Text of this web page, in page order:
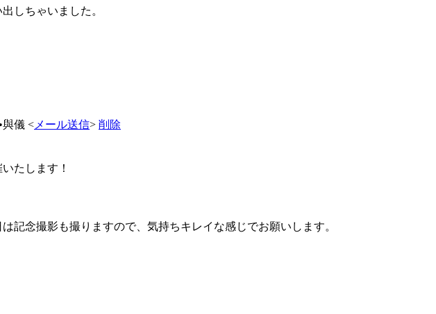
しちゃいました。
與儀 < メール送信> 削除
たします！
記念撮影も撮りますので、気持ちキレイな感じでお願いします。